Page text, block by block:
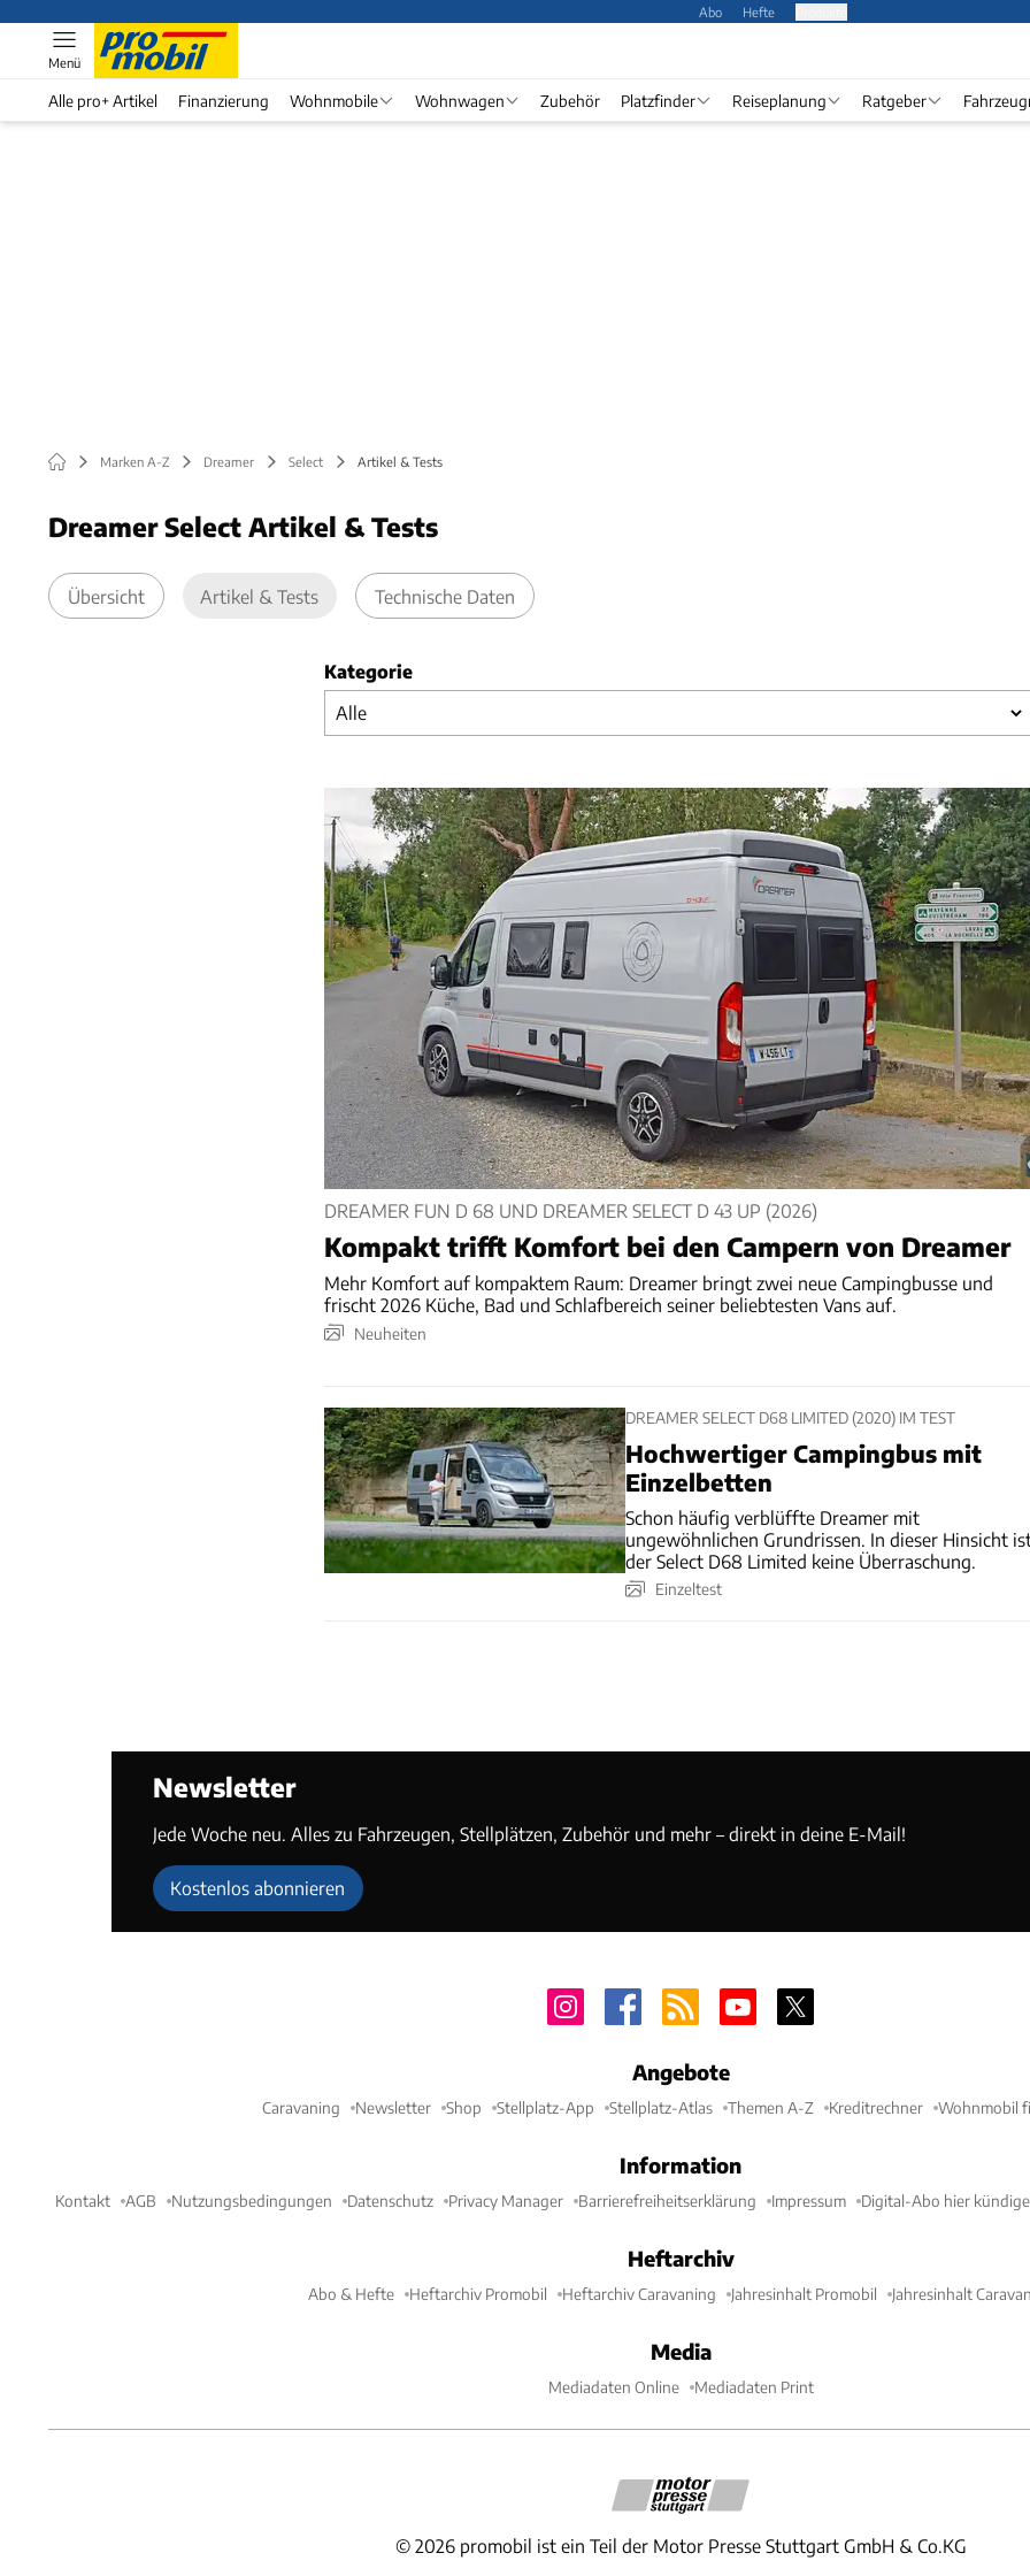
Abo Hefte
Menü
Alle pro+ Artikel Finanzierung Wohnmobile Wohnwagen Zubehör Platzfinder Reiseplanung Ratgeber
Marken A-Z Dreamer Select Artikel & Tests
Dreamer Select Artikel & Tests
Übersicht Artikel & Tests Technische Daten
Kategorie
DREAMER FUN D 68 UND DREAMER SELECT D 43 UP (2026)
Kompakt trifft Komfort bei den Campern von Dreamer
Mehr Komfort auf kompaktem Raum: Dreamer bringt zwei neue Campingbusse und
frischt 2026 Küche, Bad und Schlafbereich seiner beliebtesten Vans auf.
Neuheiten
DREAMER SELECT D68 LIMITED (2020) IM TEST
Hochwertiger Campingbus mit
Einzelbetten
Schon häufig verblüffte Dreamer mit
ungewöhnlichen Grundrissen. In dieser Hinsicht
der Select D68 Limited keine Überraschung.
Einzeltest
Newsletter
Jede Woche neu. Alles zu Fahrzeugen, Stellplätzen, Zubehör und mehr – direkt in deine E-Mail!
Kostenlos abonnieren
Angebote
Caravaning Newsletter Shop Stellplatz-App Stellplatz-Atlas Themen A-Z Kreditrechner Wohnmobil
Information
Kontakt AGB Nutzungsbedingungen Datenschutz Privacy Manager Barrierefreiheitserklärung Impressum Digital-Abo hier
Heftarchiv
Abo & Hefte Heftarchiv Promobil Heftarchiv Caravaning Jahresinhalt Promobil Jahresinhalt
Media
Mediadaten Online Mediadaten Print
© 2026 promobil ist ein Teil der Motor Presse Stuttgart GmbH & Co.KG